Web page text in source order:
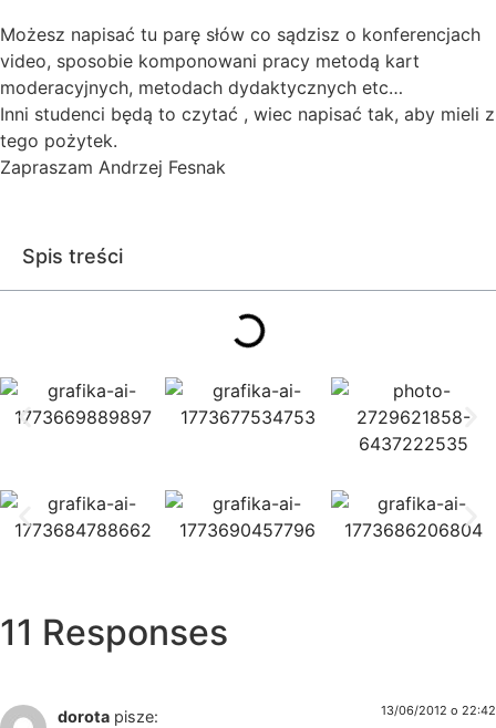
Możesz napisać tu parę słów co sądzisz o konferencjach
video, sposobie komponowani pracy metodą kart
moderacyjnych, metodach dydaktycznych etc…
Inni studenci będą to czytać , wiec napisać tak, aby mieli z
tego pożytek.
Zapraszam Andrzej Fesnak
Spis treści
11 Responses
dorota pisze: 13/06/2012 o 22:42